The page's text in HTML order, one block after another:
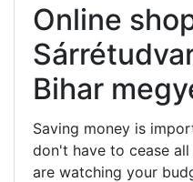
Online
Bihar
Saving money is
don't have to cease
are watching your